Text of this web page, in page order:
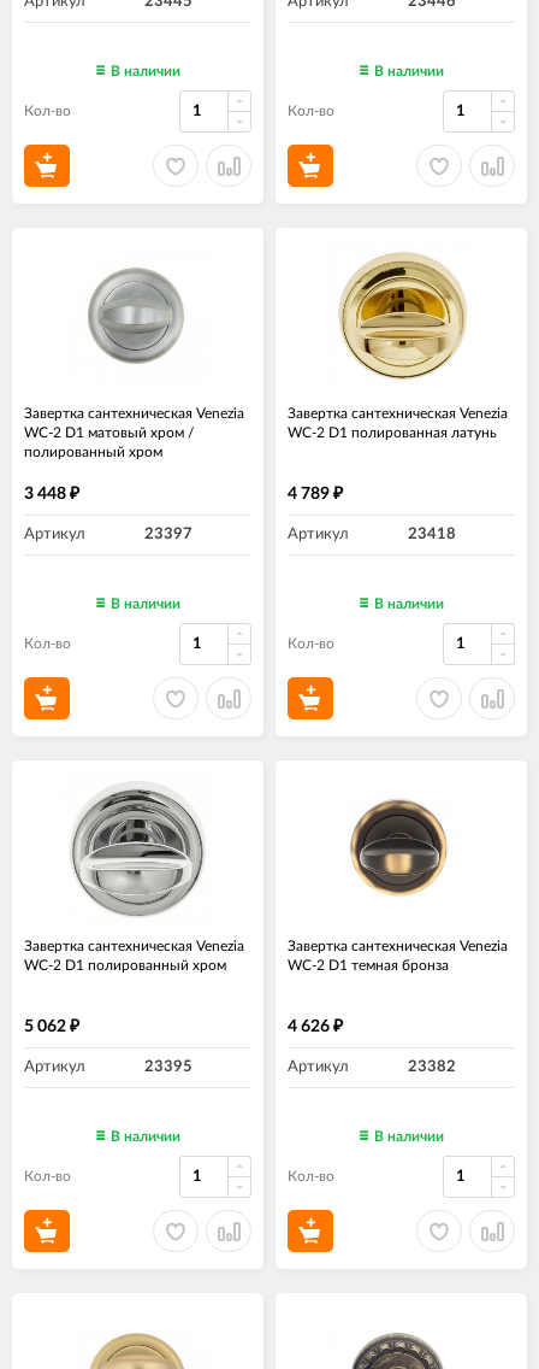
В наличии
Кол-во
В наличии
Кол-во
Завертка сантехническая Venezia
WC-2 D1 матовый хром /
полированный хром
3 448 ₽
Артикул 23397
В наличии
Кол-во
Завертка сантехническая Venezia
WC-2 D1 полированная латунь
4 789 ₽
Артикул 23418
В наличии
Кол-во
Завертка сантехническая Venezia
WC-2 D1 полированный хром
5 062 ₽
Артикул 23395
В наличии
Кол-во
Завертка сантехническая Venezia
WC-2 D1 темная бронза
4 626 ₽
Артикул 23382
В наличии
Кол-во